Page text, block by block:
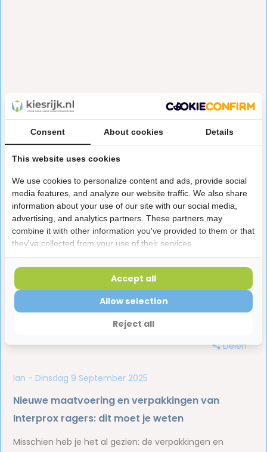
Delen
Ian - Dinsdag 9 September 2025
Nieuwe maatvoering en verpakkingen van
Interprox ragers: dit moet je weten
Misschien heb je het al gezien: de verpakkingen en
Consent About cookies Details
This website uses cookies
We use cookies to personalize content and ads, provide social
media features, and analyze our website traffic. We also share
information about your use of our site with our social media,
advertising, and analytics partners. These partners may
combine it with other information you've provided to them or that
they've collected from your use of their services.
Reject all
Allow selection
Accept all